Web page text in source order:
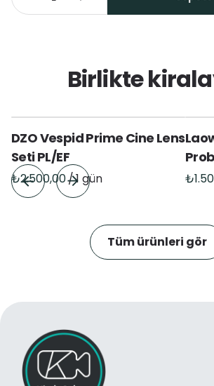
Birlikte
DZO Vespid Prime Cine Lens
Seti PL/EF
/
Tüm ürünleri gör